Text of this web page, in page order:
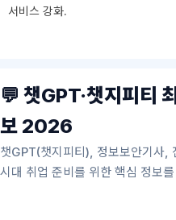
서비스 강화.
💬 챗GPT·챗지피티
보 2026
챗GPT(챗지피티), 정보보안기사
시대 취업 준비를 위한 핵심 정보